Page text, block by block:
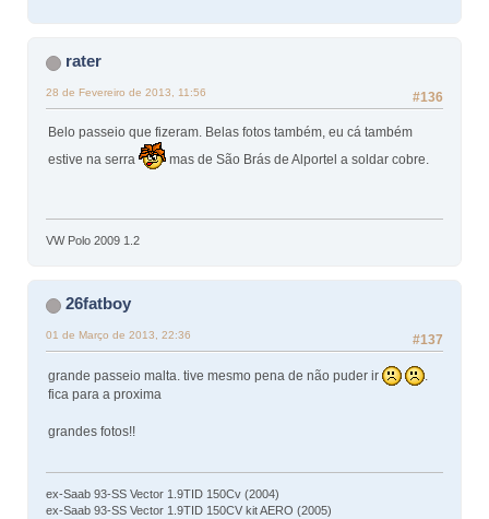
rater
#136
28 de Fevereiro de 2013, 11:56
Belo passeio que fizeram. Belas fotos também, eu cá também
estive na serra
mas de São Brás de Alportel a soldar cobre.
VW Polo 2009 1.2
26fatboy
#137
01 de Março de 2013, 22:36
grande passeio malta. tive mesmo pena de não puder ir
.
fica para a proxima
grandes fotos!!
ex-Saab 93-SS Vector 1.9TID 150Cv (2004)
ex-Saab 93-SS Vector 1.9TID 150CV kit AERO (2005)